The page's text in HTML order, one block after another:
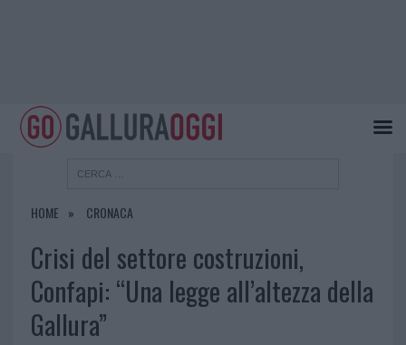
HOME CRONACA
Crisi del settore costruzioni,
Confapi: “Una legge all’altezza della
Gallura”